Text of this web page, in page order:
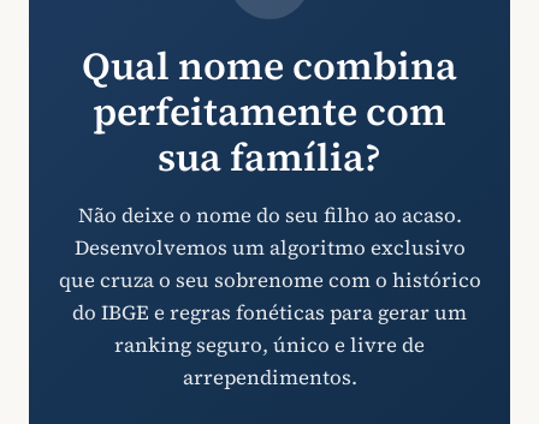
Qual nome combina
perfeitamente com
sua família?
Não deixe o nome do seu filho ao acaso.
Desenvolvemos um algoritmo exclusivo
que cruza o seu sobrenome com o histórico
do IBGE e regras fonéticas para gerar um
ranking seguro, único e livre de
arrependimentos.